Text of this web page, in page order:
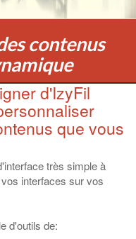
contenus
d'IzyFil
que vous
très simple à
interfaces sur vos
d'outils de: